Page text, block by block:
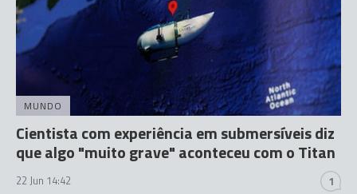
MUNDO
Cientista com experiência em submersíveis diz
que algo "muito grave" aconteceu com o Titan
22 Jun 14:42 1